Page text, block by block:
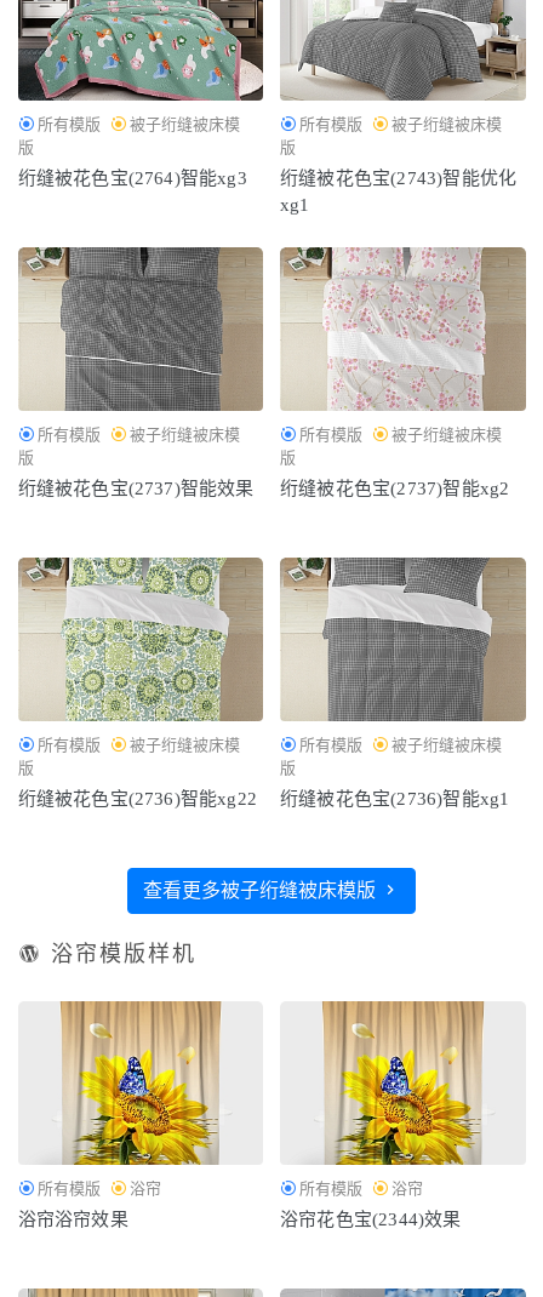
所有模版
被子绗缝被床模
版
绗缝被花色宝(2764)智能xg3
所有模版
被子绗缝被床模
版
绗缝被花色宝(2743)智能优化
xg1
所有模版
被子绗缝被床模
版
绗缝被花色宝(2737)智能效果
所有模版
被子绗缝被床模
版
绗缝被花色宝(2737)智能xg2
所有模版
被子绗缝被床模
版
绗缝被花色宝(2736)智能xg22
所有模版
被子绗缝被床模
版
绗缝被花色宝(2736)智能xg1
查看更多被子绗缝被床模版
浴帘模版样机
所有模版 浴帘
浴帘浴帘效果
所有模版 浴帘
浴帘花色宝(2344)效果